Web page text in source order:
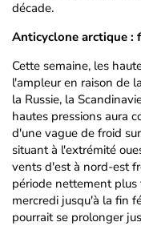
décade.
Anticyclone arctique :
Cette semaine, les
l'ampleur en raison de
la Russie, la
hautes pressions aura
d'une vague de froid
situant à l'extrémité
vents d'est à nord-est
période nettement plus
mercredi jusqu'à la fin
pourrait se prolonger